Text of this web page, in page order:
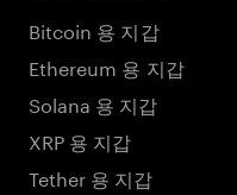
Bitcoin 용 지갑
Ethereum 용 지갑
Solana 용 지갑
XRP 용 지갑
Tether 용 지갑